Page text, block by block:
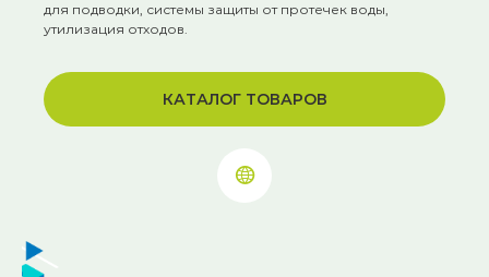
для подводки, системы защиты от протечек воды,
утилизация отходов.
КАТАЛОГ ТОВАРОВ